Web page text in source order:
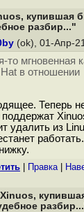
купившая
разбир..."
(ok), 01-Апр-
то мгновенная
в отношении
Теперь
удалить из
Правка|